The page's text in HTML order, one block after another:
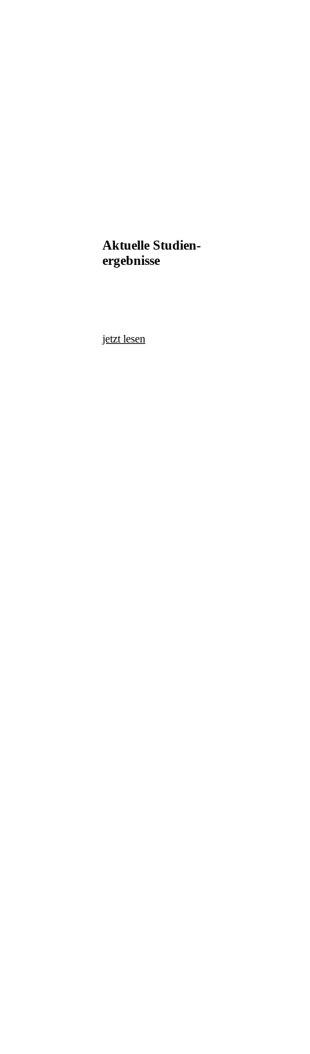
Aktuelle Studien-
ergebnisse
jetzt lesen